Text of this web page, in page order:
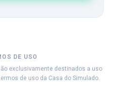
DE USO
exclusivamente destinados a uso
de uso da Casa do Simulado.